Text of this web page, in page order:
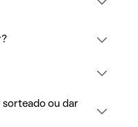
sorteado ou dar